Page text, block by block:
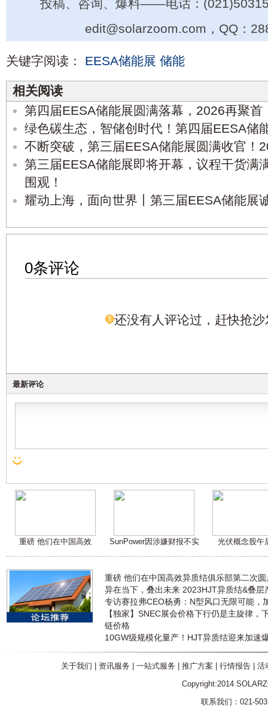
投稿、咨询、爆料——电话：
edit@solarzoom.com，QQ：
关键字阅读： EESA储能展 储能
相关阅读
第四届EESA储能展圆满落幕，2026再聚首
绿色碳生态，智储创时代！第四届EESA储
不断突破，第三届EESA储能展圆满收官！
第三届EESA储能展即将开幕，议程干货满
围观！
耀动上海，面向世界丨第三届EESA储能展
0条评论
还没有人评论过，赶快抢沙
最新评论
重磅 他们在中国高效 SunPower因涉嫌财报不实 光伏概念股午
重磅 他们在中国高效异质结俱乐部第二次
异在当下，叠出未来 2023HJT异质结&叠层
专访赛拉弗CEO杨勇：N型风口无限可能，
【独家】SNEC展会价格下行仍是主旋律，
链价格
10GW级规模化量产！HJT异质结迎来加速
关于我们 资讯服务 一站式服务 推广方案 行情报告| 活
Copyright:2014
联系我们：021-